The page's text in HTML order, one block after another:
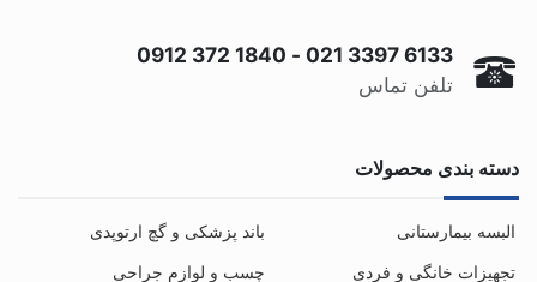
021 3397 6133
-
0912 372 1840
تلفن تماس
دسته بندی محصولات
البسه بیمارستانی
باند پزشکی و گچ ارتوپدی
تجهیزات خانگی و فردی
چسب و لوازم جراحی